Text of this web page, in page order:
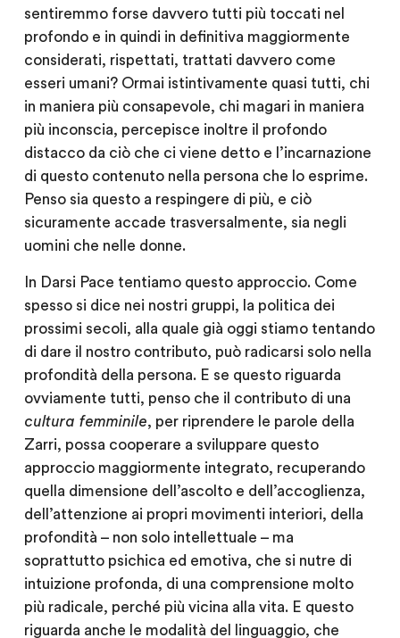
sentiremmo forse davvero tutti più toccati nel
profondo e in quindi in definitiva maggiormente
considerati, rispettati, trattati davvero come
esseri umani? Ormai istintivamente quasi tutti, chi
in maniera più consapevole, chi magari in maniera
più inconscia, percepisce inoltre il profondo
distacco da ciò che ci viene detto e l’incarnazione
di questo contenuto nella persona che lo esprime.
Penso sia questo a respingere di più, e ciò
sicuramente accade trasversalmente, sia negli
uomini che nelle donne.
In Darsi Pace tentiamo questo approccio. Come
spesso si dice nei nostri gruppi, la politica dei
prossimi secoli, alla quale già oggi stiamo tentando
di dare il nostro contributo, può radicarsi solo nella
profondità della persona. E se questo riguarda
ovviamente tutti, penso che il contributo di una
cultura femminile, per riprendere le parole della
Zarri, possa cooperare a sviluppare questo
approccio maggiormente integrato, recuperando
quella dimensione dell’ascolto e dell’accoglienza,
dell’attenzione ai propri movimenti interiori, della
profondità – non solo intellettuale – ma
soprattutto psichica ed emotiva, che si nutre di
intuizione profonda, di una comprensione molto
più radicale, perché più vicina alla vita. E questo
riguarda anche le modalità del linguaggio, che